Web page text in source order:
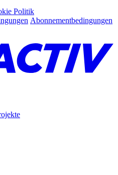
Politik
Abonnementbedingungen